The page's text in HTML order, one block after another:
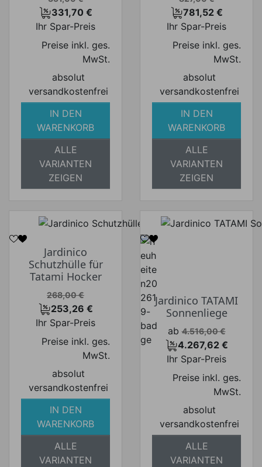
Preis
331,70 €
Ihr Spar-Preis
Preise inkl. ges.
MwSt.
absolut
versandkostenfrei
IN DEN
WARENKORB
ALLE
VARIANTEN
ZEIGEN
Preis
781,52 €
Ihr Spar-Preis
Preise inkl. ges.
MwSt.
absolut
versandkostenfrei
IN DEN
WARENKORB
ALLE
VARIANTEN
ZEIGEN
Jardinico
Schutzhülle für
Tatami Hocker
Verkaufspreis
268,00 €
Preis
253,26 €
Ihr Spar-Preis
Preise inkl. ges.
MwSt.
absolut
versandkostenfrei
IN DEN
WARENKORB
ALLE
VARIANTEN
Jardinico TATAMI
Sonnenliege
Verkaufspreis
ab 4.516,00 €
Preis
4.267,62 €
Ihr Spar-Preis
Preise inkl. ges.
MwSt.
absolut
versandkostenfrei
ALLE
VARIANTEN